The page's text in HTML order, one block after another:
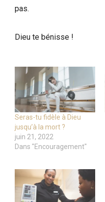
pas.
Dieu te bénisse !
Seras-tu fidèle à Dieu
jusqu’à la mort ?
juin 21, 2022
Dans "Encouragement"